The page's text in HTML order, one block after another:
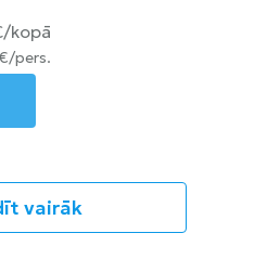
kopā
pers.
vairāk